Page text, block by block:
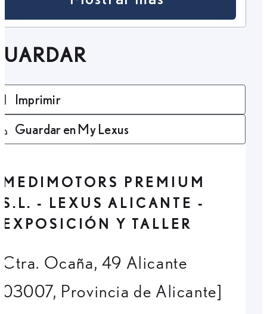
Imprimir
Guardar en My Lexus
MEDIMOTORS PREMIUM
S.L. - LEXUS ALICANTE -
EXPOSICIÓN Y TALLER
Ctra. Ocaña, 49 Alicante
03007, Provincia de Alicante]